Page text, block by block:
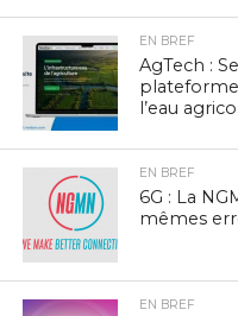
EN BREF
AgTech :
l’eau
EN BREF
6G : La
mêmes
EN BREF